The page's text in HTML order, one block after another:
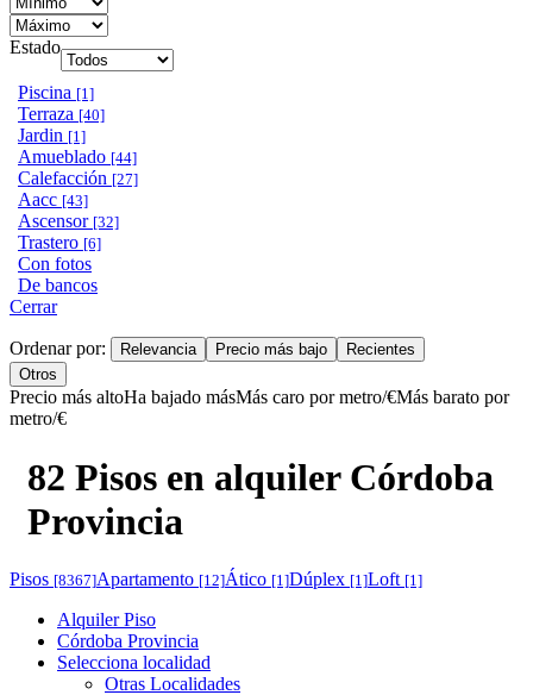
Estado
Piscina [1]
Terraza [40]
Jardin [1]
Amueblado [44]
Calefacción [27]
Aacc [43]
Ascensor [32]
Trastero [6]
Con fotos
De bancos
Cerrar
Ordenar por: Relevancia Precio más bajo
Recientes
Otros
Precio más altoHa bajado másMás caro por metro/€Más barato por
metro/€
82 Pisos en alquiler Córdoba
Provincia
Pisos [8367]Apartamento [12]Ático [1]Dúplex [1]Loft [1]
Alquiler Piso
Córdoba Provincia
Selecciona localidad
Otras Localidades